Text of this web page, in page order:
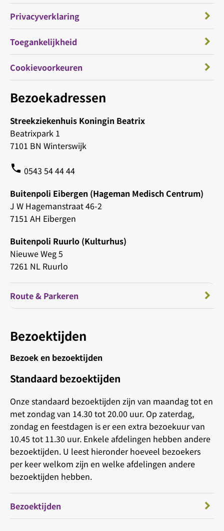
Bezoekadressen
Streekziekenhuis Koningin Beatrix
Beatrixpark 1
7101 BN Winterswijk
phone 0543 54 44 44
Buitenpoli Eibergen (Hageman Medisch Centrum)
J W Hagemanstraat 46-2
7151 AH Eibergen
Buitenpoli Ruurlo (Kulturhus)
Nieuwe Weg 5
7261 NL Ruurlo
Route & Parkeren
Bezoektijden
Bezoek en bezoektijden
Standaard bezoektijden
Onze standaard bezoektijden zijn van maandag tot en
met zondag van 14.30 tot 20.00 uur. Op zaterdag,
zondag en feestdagen is er een extra bezoekuur van
10.45 tot 11.30 uur. Enkele afdelingen hebben andere
bezoektijden. U leest hieronder hoeveel bezoekers
per keer welkom zijn en welke afdelingen andere
bezoektijden hebben.
Bezoektijden
Privacyverklaring
Toegankelijkheid
Cookievoorkeuren